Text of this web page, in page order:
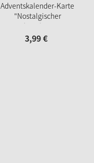
Adventskalender-Karte
"Nostalgischer
Weihnachtszug"
3,99€